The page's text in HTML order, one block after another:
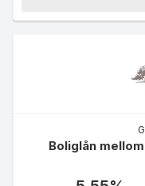
Boliglån